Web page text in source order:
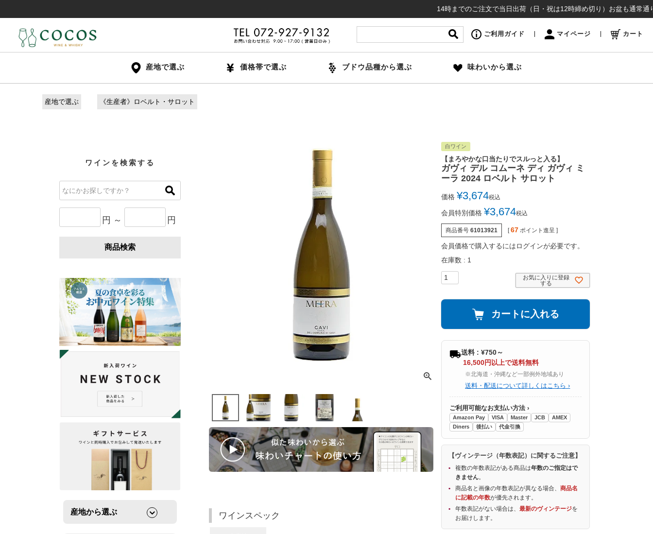
14時までのご注文で当日出荷（日・祝は12時締め切り）お盆も通常通り出荷
ご利用ガイド マイページ カート
産地で選ぶ 価格帯で選ぶ ブドウ品種から選ぶ 味わいから選ぶ
産地で選ぶ 《生産者》ロベルト・サロット
ワインを検索する
円 ～ 円
商品検索
産地から選ぶ ワインスペック
白ワイン
【まろやかな口当たりでスルっと入る】
ガヴィ デル コムーネ ディ ガヴィ ミ
ーラ 2024 ロベルト サロット
価格 ¥3,674税込
会員特別価格 ¥3,674税込
商品番号 61013921 [ 67 ポイント進呈 ]
会員価格で購入するにはログインが必要です。
在庫数
1
お気に入りに登録
する
カートに入れる
送料 : ¥750～
16,500円以上で送料無料
※北海道・沖縄など一部例外地域あり
送料・配送について詳しくはこちら ›
ご利用可能なお支払い方法 ›
Amazon Pay VISA Master JCB
AMEX
Diners
後払い 代金引換
【ヴィンテージ（年数表記）に関するご注意】
複数の年数表記がある商品は年数のご指定はで
きません。
商品名と画像の年数表記が異なる場合、商品名
に記載の年数が優先されます。
年数表記がない場合は、最新のヴィンテージを
お届けします。